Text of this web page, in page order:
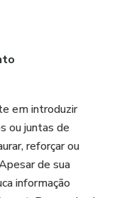
em introduzir
ou juntas de
reforçar ou
de sua
informação